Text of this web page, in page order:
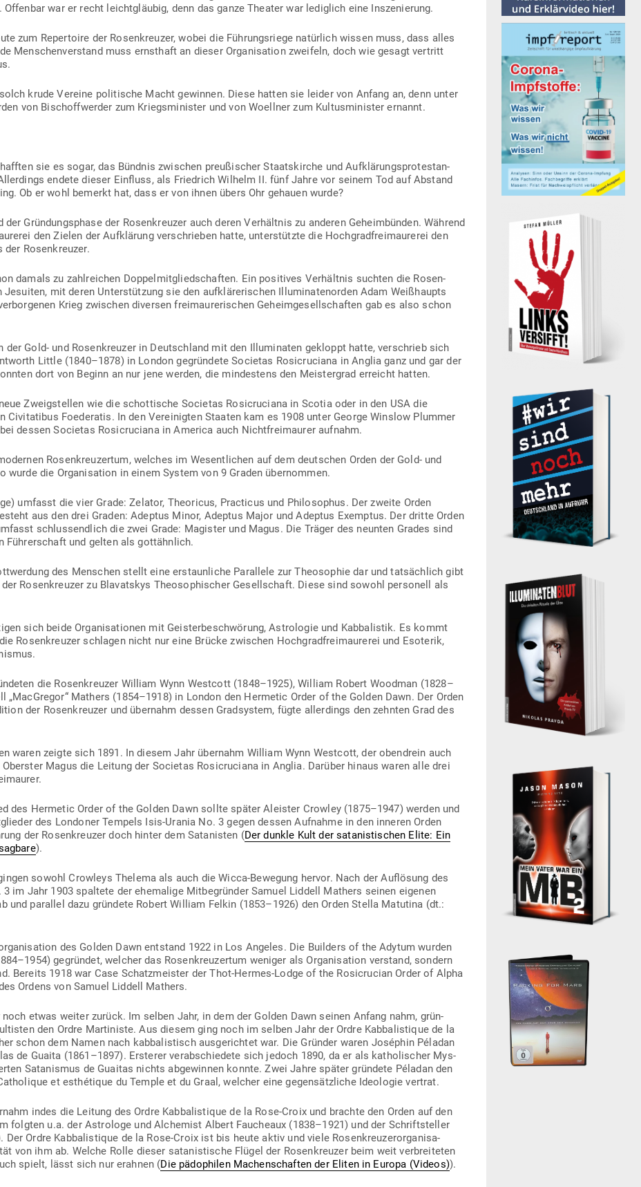
war er recht leicht­gläubig, denn das ganze Theater war lediglich eine Inszenierung.
zum Reper­toire der Rosen­kreuzer, wobei die Füh­rungs­riege natürlich wissen muss, dass alles
Men­schen­ver­stand muss ernsthaft an dieser Orga­ni­sation zweifeln, doch wie gesagt ver­tritt
krude Vereine poli­tische Macht gewinnen. Diese hatten sie leider von Anfang an, denn unter
von Bisch­off­werder zum Kriegs­mi­nister und von Woellner zum Kul­tus­mi­nister ernannt.
sie es sogar, das Bündnis zwi­schen preu­ßi­scher Staats­kirche und Auf­klä­rungs­pro­tes­tan­
endete dieser Ein­fluss, als Friedrich Wilhelm II. fünf Jahre vor seinem Tod auf Abstand
Ob er wohl bemerkt hat, dass er von ihnen übers Ohr gehauen wurde?
Grün­dungs­phase der Rosen­kreuzer auch deren Ver­hältnis zu anderen Geheim­bünden. Während
den Zielen der Auf­klärung ver­schrieben hatte, unter­stützte die Hoch­g­rad­frei­mau­rerei den
Rosenkreuzer.
damals zu zahl­reichen Dop­pel­mit­glied­schaften. Ein posi­tives Ver­hältnis suchten die Rosen­
Jesuiten, mit deren Unter­stützung sie den auf­klä­re­ri­schen Illu­mi­na­ten­orden Adam Weiß­haupts
Krieg zwi­schen diversen frei­mau­re­ri­schen Geheim­ge­sell­schaften gab es also schon
der Gold- und Rosen­kreuzer in Deutschland mit den Illu­mi­naten gekloppt hatte, ver­schrieb sich
Little (1840–1878) in London gegründete Societas Rosi­cru­ciana in Anglia ganz und gar der
dort von Beginn an nur jene werden, die min­destens den Meis­tergrad erreicht hatten.
Zweig­stellen wie die schot­tische Societas Rosi­cru­ciana in Scotia oder in den USA die
Civi­ta­tibus Foe­de­ratis. In den Ver­ei­nigten Staaten kam es 1908 unter George Winslow Plummer
dessen Societas Rosi­cru­ciana in America auch Nicht­frei­maurer aufnahm.
Rosen­kreu­zertum, welches im Wesent­lichen auf dem deut­schen Orden der Gold- und
wurde die Orga­ni­sation in einem System von 9 Graden übernommen.
umfasst die vier Grade: Zelator, Theo­ricus, Prac­ticus und Phi­lo­sophus. Der zweite Orden
aus den drei Graden: Adeptus Minor, Adeptus Major und Adeptus Exemptus. Der dritte Orden
schluss­endlich die zwei Grade: Magister und Magus. Die Träger des neunten Grades sind
Füh­rer­schaft und gelten als gottähnlich.
des Men­schen stellt eine erstaun­liche Par­allele zur Theo­sophie dar und tat­sächlich gibt
Rosen­kreuzer zu Blava­tskys Theo­so­phi­scher Gesell­schaft. Diese sind sowohl per­sonell als
sich beide Orga­ni­sa­tionen mit Geis­ter­be­schwörung, Astro­logie und Kab­ba­listik. Es kommt
Rosen­kreuzer schlagen nicht nur eine Brücke zwi­schen Hoch­g­rad­frei­mau­rerei und Eso­terik,
die Rosen­kreuzer William Wynn Westcott (1848–1925), William Robert Woodman (1828–
„Mac­Gregor“ Mathers (1854–1918) in London den Her­metic Order of the Golden Dawn. Der Orden
der Rosen­kreuzer und übernahm dessen Grad­system, fügte aller­dings den zehnten Grad des
waren zeigte sich 1891. In diesem Jahr übernahm William Wynn Westcott, der oben­drein auch
Magus die Leitung der Societas Rosi­cru­ciana in Anglia. Darüber hinaus waren alle drei
des Her­metic Order of the Golden Dawn sollte später Aleister Crowley (1875–1947) werden und
des Lon­doner Tempels Isis-Urania No. 3 gegen dessen Auf­nahme in den inneren Orden
der Rosen­kreuzer doch hinter dem Sata­nisten (Der dunkle Kult der sata­nis­ti­schen Elite: Ein
).
sowohl Crowleys Thelema als auch die Wicca-Bewegung hervor. Nach der Auf­lösung des
im Jahr 1903 spaltete der ehe­malige Mit­be­gründer Samuel Liddell Mathers seinen eigenen
und par­allel dazu gründete Robert William Felkin (1853–1926) den Orden Stella Matutina (dt.:
des Golden Dawn ent­stand 1922 in Los Angeles. Die Builders of the Adytum wurden
gegründet, welcher das Rosen­kreu­zertum weniger als Orga­ni­sation ver­stand, sondern
Bereits 1918 war Case Schatz­meister der Thot-Hermes-Lodge of the Rosi­crucian Order of Alpha
Ordens von Samuel Liddell Mathers.
etwas weiter zurück. Im selben Jahr, in dem der Golden Dawn seinen Anfang nahm, grün­
den Ordre Mar­ti­niste. Aus diesem ging noch im selben Jahr der Ordre Kab­ba­lis­tique de la
schon dem Namen nach kab­ba­lis­tisch aus­ge­richtet war. Die Gründer waren Joséphin Péladan
de Guaita (1861–1897). Ers­terer ver­ab­schiedete sich jedoch 1890, da er als katho­li­scher Mys­
Sata­nismus de Guaitas nichts abge­winnen konnte. Zwei Jahre später gründete Péladan den
et esthé­tique du Temple et du Graal, welcher eine gegen­sätz­liche Ideo­logie vertrat.
indes die Leitung des Ordre Kab­ba­lis­tique de la Rose-Croix und brachte den Orden auf den
folgten u.a. der Astrologe und Alchemist Albert Fau­cheaux (1838–1921) und der Schrift­steller
Der Ordre Kab­ba­lis­tique de la Rose-Croix ist bis heute aktiv und viele Rosen­kreu­zer­or­ga­ni­sa­
von ihm ab. Welche Rolle dieser sata­nis­tische Flügel der Rosen­kreuzer beim weit ver­brei­teten
spielt, lässt sich nur erahnen (Die pädo­philen Machen­schaften der Eliten in Europa (Videos)).